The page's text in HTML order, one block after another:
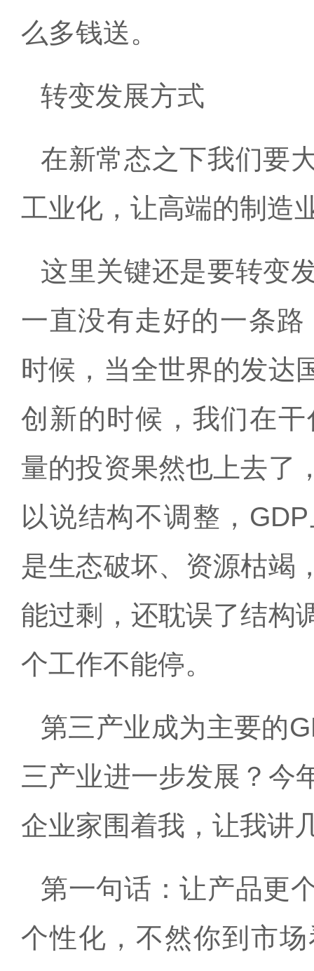
么多钱送。
转变发展方式
在新常态之下我们要
工业化，让高端的制造
这里关键还是要转变
一直没有走好的一条路
时候，当全世界的发达
创新的时候，我们在
量的投资果然也上去了
以说结构不调整， GDP
是生态破坏、资源枯竭
能过剩，还耽误了结构
个工作不能停。
第三产业成为主要的
三产业进一步发展？今
企业家围着我，让我讲
第一句话：让产品更
个性化，不然你到市